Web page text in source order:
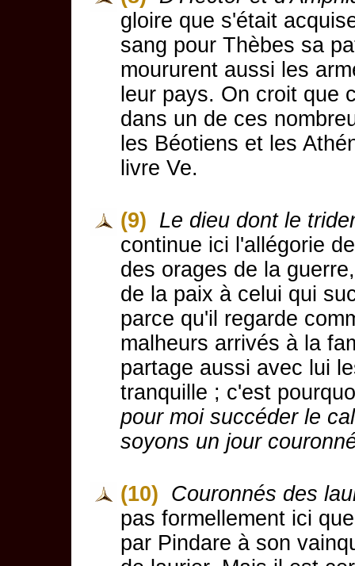
gloire que s'était
sang pour Thèbes sa
moururent aussi les
leur pays. On croit que
dans un de ces
les Béotiens et les
livre Ve.
(9) Le dieu dont le
continue ici l'allégorie
des orages de la
de la paix à celui qui
parce qu'il regarde
malheurs arrivés à la
partage aussi avec lui
tranquille ; c'est
pour moi succéder le
soyons un jour
(10) Couronnés des
pas formellement ici
par Pindare à son